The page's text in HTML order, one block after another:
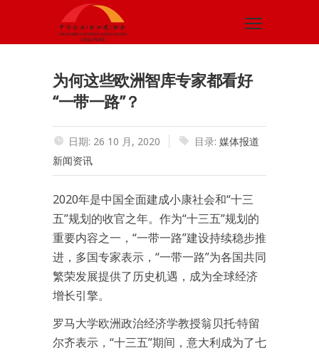
为何这些欧洲智库专家都看好
“一带一路”？
日期: 26 10 月, 2020 目录: 媒体报道
新闻资讯
2020年是中国全面建成小康社会和“十三
五”规划的收官之年。作为“十三五”规划的
重要内容之一，“一带一路”建设持续稳步推
进，多国专家表示，“一带一路”为各国共同
繁荣发展提供了历史机遇，成为全球经济
增长引擎。
罗马大学欧洲政治经济学教授翁贝托·特留
尔齐表示，“十三五”期间，意大利成为了七